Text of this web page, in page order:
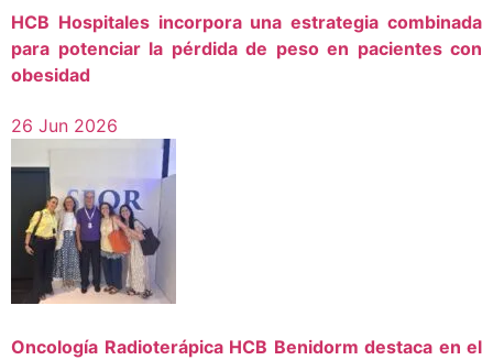
HCB Hospitales incorpora una estrategia combinada
para potenciar la pérdida de peso en pacientes con
obesidad
26 Jun 2026
Oncología Radioterápica HCB Benidorm destaca en el